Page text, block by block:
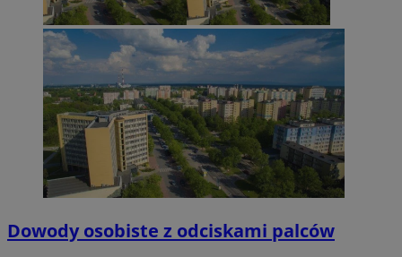
Dowody osobiste z odciskami palców